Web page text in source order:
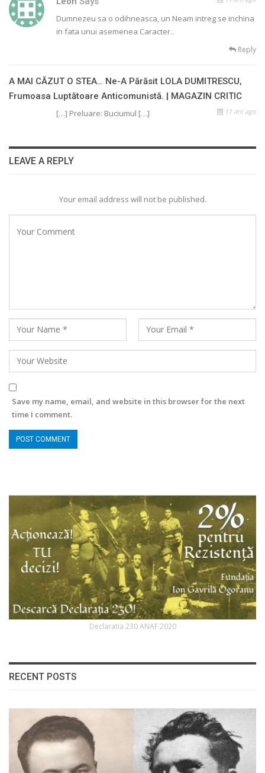
Dumnezeu sa o odihneasca, un Neam intreg se inchina
in fata unui asemenea Caracter..
Reply
A MAI CĂZUT O STEA… Ne-A Părăsit LOLA DUMITRESCU,
Frumoasa Luptătoare Anticomunistă. | MAGAZIN CRITIC
11 ani ago
[…] Preluare: Buciumul […]
LEAVE A REPLY
Your email address will not be published.
Save my name, email, and website in this browser for the next
time I comment.
Declaratia 230 ANAF 2020
RECENT POSTS